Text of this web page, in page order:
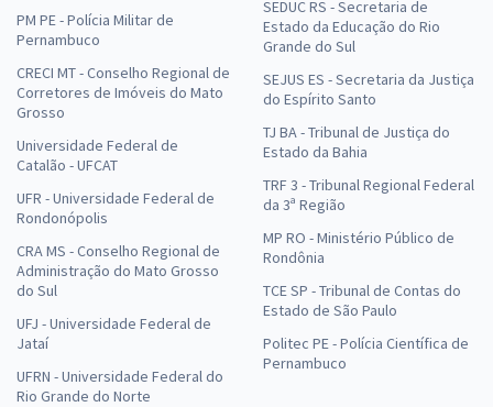
PM PE - Polícia Militar de
Pernambuco
CRECI MT - Conselho Regional de
Corretores de Imóveis do Mato
Grosso
Universidade Federal de
Catalão - UFCAT
UFR - Universidade Federal de
Rondonópolis
CRA MS - Conselho Regional de
Administração do Mato Grosso
do Sul
UFJ - Universidade Federal de
Jataí
UFRN - Universidade Federal do
Rio Grande do Norte
SEDUC RS - Secretaria de
Estado da Educação do Rio
Grande do Sul
SEJUS ES - Secretaria da Justiça
do Espírito Santo
TJ BA - Tribunal de Justiça do
Estado da Bahia
TRF 3 - Tribunal Regional Federal
da 3ª Região
MP RO - Ministério Público de
Rondônia
TCE SP - Tribunal de Contas do
Estado de São Paulo
Politec PE - Polícia Científica de
Pernambuco